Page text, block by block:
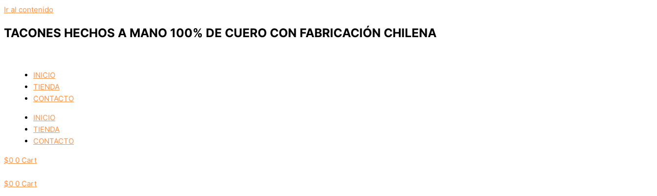
Ir al contenido
TACONES HECHOS A MANO 100% DE CUERO CON FABRICACIÓN CHILENA
INICIO
TIENDA
CONTACTO
INICIO
TIENDA
CONTACTO
$0 0 Cart
$0 0 Cart